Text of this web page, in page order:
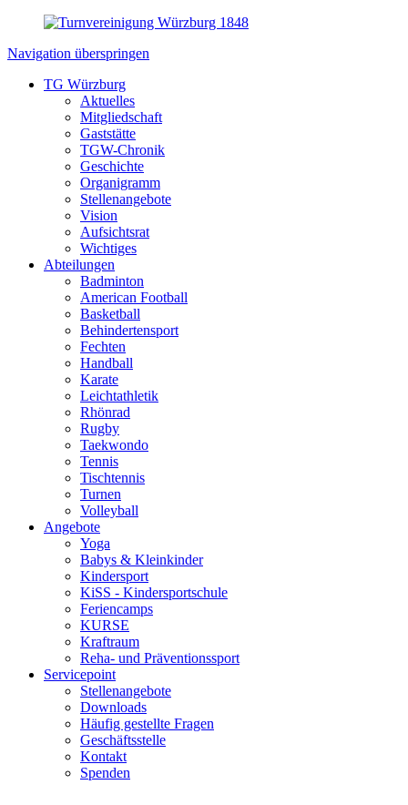
Navigation überspringen
TG Würzburg
Aktuelles
Mitgliedschaft
Gaststätte
TGW-Chronik
Geschichte
Organigramm
Stellenangebote
Vision
Aufsichtsrat
Wichtiges
Abteilungen
Badminton
American Football
Basketball
Behindertensport
Fechten
Handball
Karate
Leichtathletik
Rhönrad
Rugby
Taekwondo
Tennis
Tischtennis
Turnen
Volleyball
Angebote
Yoga
Babys & Kleinkinder
Kindersport
KiSS - Kindersportschule
Feriencamps
KURSE
Kraftraum
Reha- und Präventionssport
Servicepoint
Stellenangebote
Downloads
Häufig gestellte Fragen
Geschäftsstelle
Kontakt
Spenden